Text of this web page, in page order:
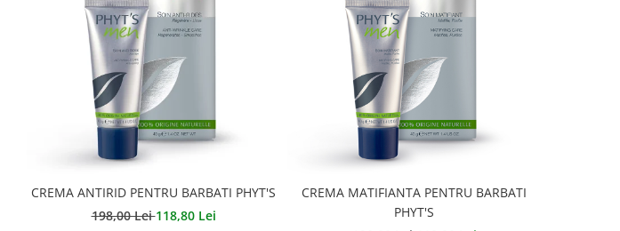
CREMA ANTIRID PENTRU BARBATI PHYT'S
198,00 Lei118,80 Lei
CREMA MATIFIANTA PENTRU BARBATI
PHYT'S